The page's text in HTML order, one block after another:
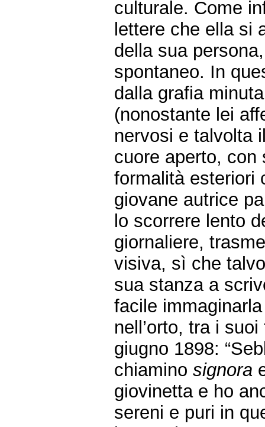
culturale. Come
lettere che ella si
della sua
spontaneo. In
dalla grafia
(nonostante lei
nervosi e talvolta
cuore aperto, con
formalità esteriori
giovane autrice
lo scorrere lento
giornaliere,
visiva, sì che
sua stanza a
facile
nell’orto, tra i
giugno 1898:
chiamino signora
giovinetta e ho
sereni e puri in